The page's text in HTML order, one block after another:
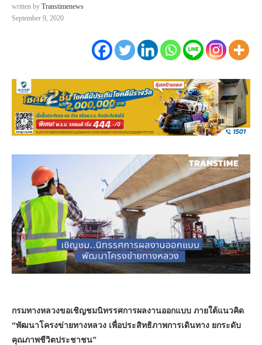
written by Transtimenews
September 9, 2020
กรมทางหลวงขอเชิญชมนิทรรศการผลงานออกแบบ ภายใต้แนวคิด
“พัฒนาโครงข่ายทางหลวง เพื่อประสิทธิภาพการเดินทาง ยกระดับ
คุณภาพชีวิตประชาชน”